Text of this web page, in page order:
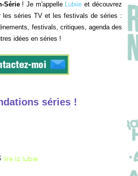
Série! Je m'appelle Lubiie et découvrez
les séries TV et les festivals de séries :
festivals, critiques, agenda des
idées en séries !
séries !
lire la lubie